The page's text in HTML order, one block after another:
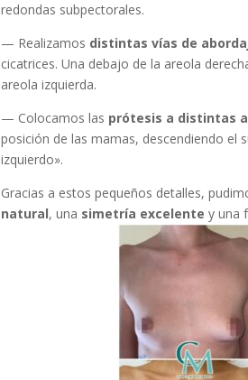
redondas subpectorales.
— Realizamos distintas vías de
cicatrices. Una debajo de la areola
areola izquierda.
— Colocamos las prótesis a distintas
posición de las mamas, descendiendo el
izquierdo».
Gracias a estos pequeños detalles,
natural, una simetría excelente y una